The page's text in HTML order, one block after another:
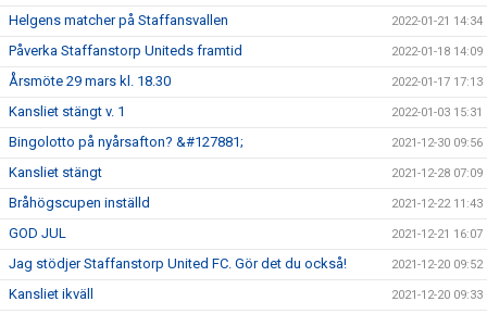
Helgens matcher på Staffansvallen 2022-01-21 14:34
Påverka Staffanstorp Uniteds framtid 2022-01-18 14:09
Årsmöte 29 mars kl. 18.30 2022-01-17 17:13
Kansliet stängt v. 1 2022-01-03 15:31
Bingolotto på nyårsafton? &#127881; 2021-12-30 09:56
Kansliet stängt 2021-12-28 07:09
Bråhögscupen inställd 2021-12-22 11:43
GOD JUL 2021-12-21 16:07
Jag stödjer Staffanstorp United FC. Gör det du också! 2021-12-20 09:52
Kansliet ikväll 2021-12-20 09:33